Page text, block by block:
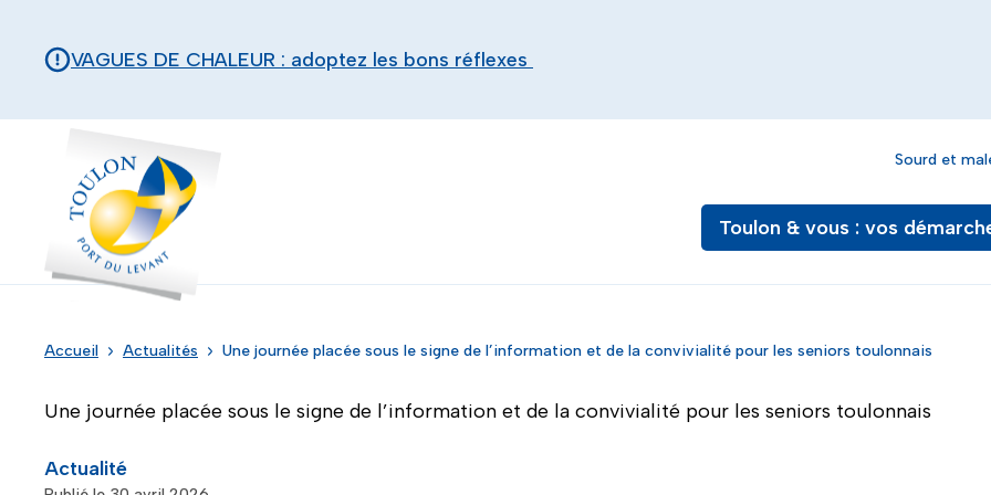
VAGUES DE CHALEUR : adoptez les bons réflexes
Sourd et
Toulon & vous : vos
Accueil Actualités Une journée placée sous le signe de l’information et de la convivialité pour les seniors toulonnais
Une journée placée sous le signe de l’information et de la convivialité pour les seniors toulonnais
Actualité